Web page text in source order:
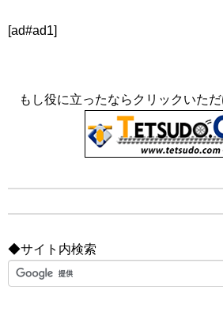
[ad#ad1]
もし役に立ったならクリックいた
◆サイト内検索